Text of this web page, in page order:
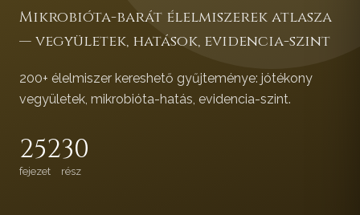
Mikrobióta-barát élelmiszerek atlasza
— vegyületek, hatások, evidencia-szint
200+ élelmiszer kereshető gyűjteménye: jótékony
vegyületek, mikrobióta-hatás, evidencia-szint.
252
fejezet
30
rész